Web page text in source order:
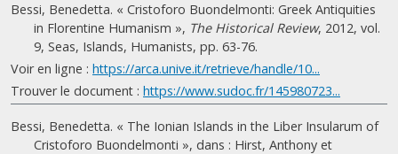
Bessi, Benedetta. « Cristoforo Buondelmonti: Greek Antiquities
in Florentine Humanism », The Historical Review, 2012, vol.
9, Seas, Islands, Humanists, pp. 63-76.
Voir en ligne : https://arca.unive.it/retrieve/handle/10...
Trouver le document : https://www.sudoc.fr/145980723...
Bessi, Benedetta. « The Ionian Islands in the Liber Insularum of
Cristoforo Buondelmonti », dans : Hirst, Anthony et